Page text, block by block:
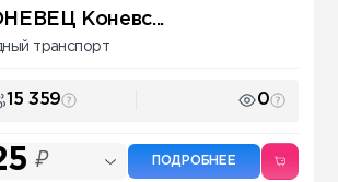
Коневс...
транспорт
15 359 0
₽ ПОДРОБНЕЕ